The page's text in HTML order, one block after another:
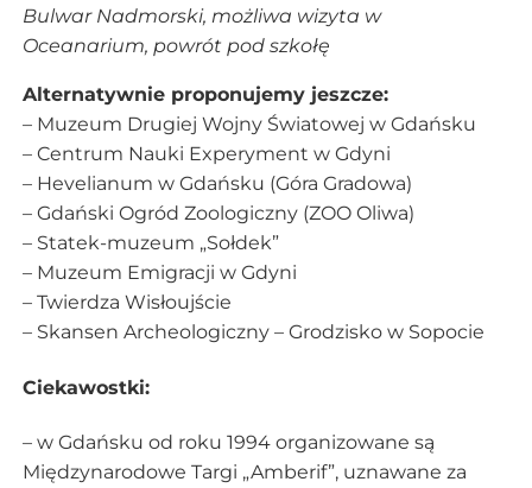
Bulwar Nadmorski, możliwa wizyta w
Oceanarium, powrót pod szkołę
Alternatywnie proponujemy jeszcze:
– Muzeum Drugiej Wojny Światowej w Gdańsku
– Centrum Nauki Experyment w Gdyni
– Hevelianum w Gdańsku (Góra Gradowa)
– Gdański Ogród Zoologiczny (ZOO Oliwa)
– Statek-muzeum „Sołdek”
– Muzeum Emigracji w Gdyni
– Twierdza Wisłoujście
– Skansen Archeologiczny – Grodzisko w Sopocie
Ciekawostki:
– w Gdańsku od roku 1994 organizowane są
Międzynarodowe Targi „Amberif”, uznawane za